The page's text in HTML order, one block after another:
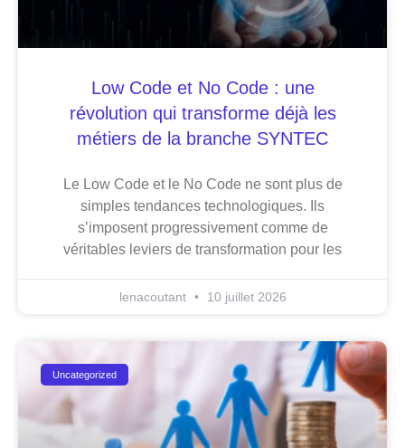
Low Code et No Code : une
révolution qui transforme déjà les
métiers de la branche SYNTEC
Le Low Code et le No Code ne sont plus de
simples tendances technologiques. Ils
s’imposent progressivement comme de
véritables leviers de transformation pour les
lenacoutant 10 juillet 2026
Uncategorized